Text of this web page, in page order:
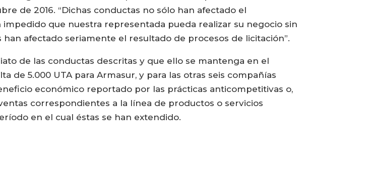
de 2016. “Dichas conductas no sólo han afectado el
que nuestra representada pueda realizar su negocio sin
afectado seriamente el resultado de procesos de licitación”.
de las conductas descritas y que ello se mantenga en el
de 5.000 UTA para Armasur, y para las otras seis compañías
económico reportado por las prácticas anticompetitivas o,
correspondientes a la línea de productos o servicios
en el cual éstas se han extendido.